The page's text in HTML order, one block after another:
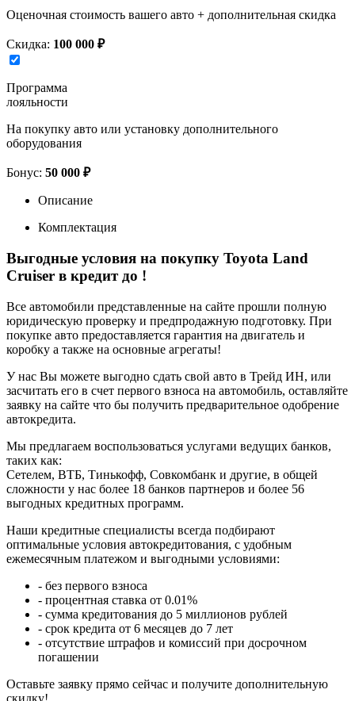
Оценочная стоимость вашего авто + дополнительная скидка
Скидка: 100 000 ₽
Программа
лояльности
На покупку авто или установку дополнительного
оборудования
Бонус: 50 000 ₽
Описание
Комплектация
Выгодные условия на покупку Toyota Land
Cruiser в кредит до !
Все автомобили представленные на сайте прошли полную
юридическую проверку и предпродажную подготовку. При
покупке авто предоставляется гарантия на двигатель и
коробку а также на основные агрегаты!
У нас Вы можете выгодно сдать свой авто в Трейд ИН, или
засчитать его в счет первого взноса на автомобиль, оставляйте
заявку на сайте что бы получить предварительное одобрение
автокредита.
Мы предлагаем воспользоваться услугами ведущих банков,
таких как:
Сетелем, ВТБ, Тинькофф, Совкомбанк и другие, в общей
сложности у нас более 18 банков партнеров и более 56
выгодных кредитных программ.
Наши кредитные специалисты всегда подбирают
оптимальные условия автокредитования, с удобным
ежемесячным платежом и выгодными условиями:
- без первого взноса
- процентная ставка от 0.01%
- сумма кредитования до 5 миллионов рублей
- срок кредита от 6 месяцев до 7 лет
- отсутствие штрафов и комиссий при досрочном
погашении
Оставьте заявку прямо сейчас и получите дополнительную
скидку!